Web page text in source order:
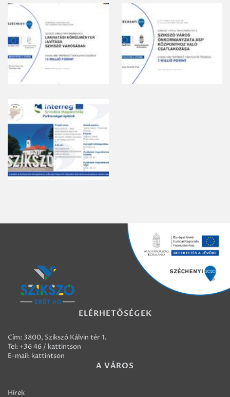
ELÉRHETŐSÉGEK
Cím: 3800, Szikszó Kálvin tér 1.
Tel: +36 46 / kattintson
E-mail: kattintson
A VÁROS
Hírek